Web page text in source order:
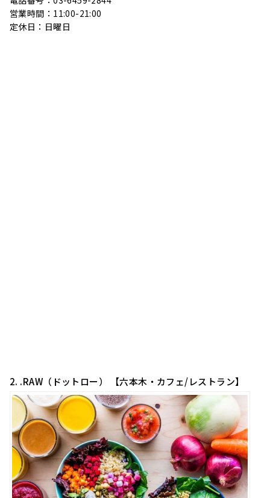
営業時間：11:00-21:00
定休日：日曜日
2. .RAW（ドットロー） 【六本木・カフェ/レストラン】